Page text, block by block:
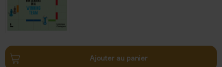
Ajouter au panier